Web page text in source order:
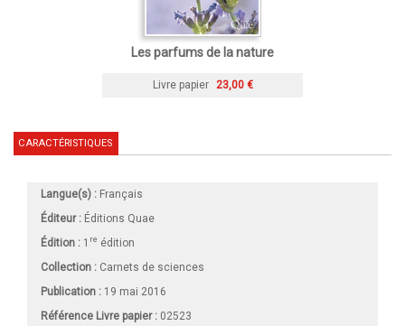
Les parfums de la nature
Livre papier 23,00 €
CARACTÉRISTIQUES
Langue(s) : Français
Éditeur : Éditions Quae
Édition : 1 re édition
Collection : Carnets de sciences
Publication : 19 mai 2016
Référence Livre papier : 02523